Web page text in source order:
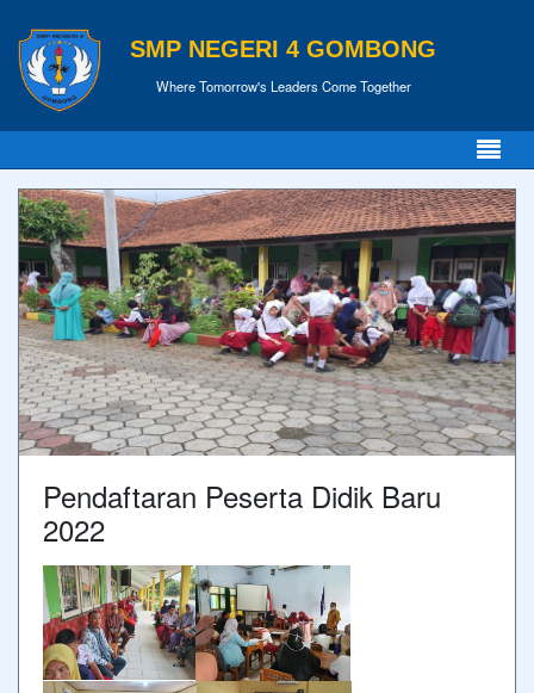
SMP NEGERI 4 GOMBONG
Where Tomorrow's Leaders Come Together
Pendaftaran Peserta Didik Baru
2022